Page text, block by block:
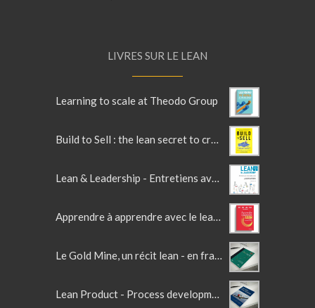
LIVRES SUR LE LEAN
Learning to scale at Theodo Group
Build to Sell : the lean secret to crafting irresistible products
Lean & Leadership - Entretiens avec des leaders Lean
Apprendre à apprendre avec le lean - accélérateur d'intelligence collective
Le Gold Mine, un récit lean - en français
Lean Product - Process development - 2ème Edition